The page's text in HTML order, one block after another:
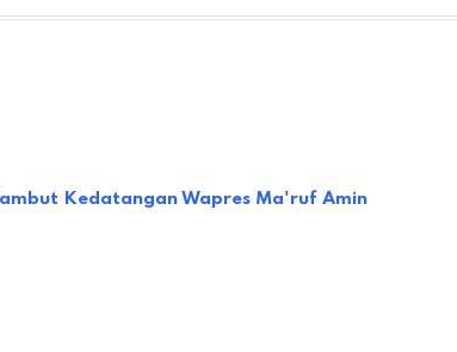
Kedatangan Wapres Ma'ruf Amin